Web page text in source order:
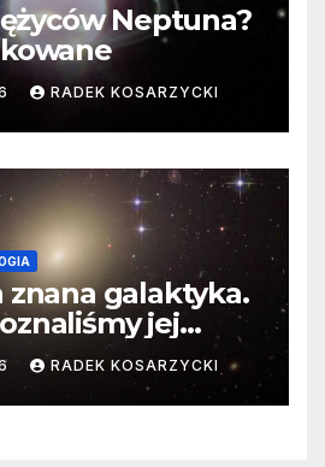
Neptuna?
RADEK KOSARZYCKI
znana galaktyka.
jej
RADEK KOSARZYCKI